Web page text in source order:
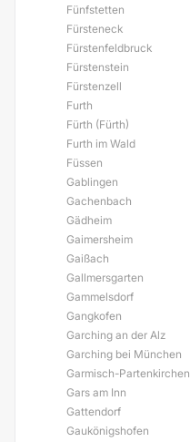
Fünfstetten
Fürsteneck
Fürstenfeldbruck
Fürstenstein
Fürstenzell
Furth
Fürth (Fürth)
Furth im Wald
Füssen
Gablingen
Gachenbach
Gädheim
Gaimersheim
Gaißach
Gallmersgarten
Gammelsdorf
Gangkofen
Garching an der Alz
Garching bei München
Garmisch-Partenkirchen
Gars am Inn
Gattendorf
Gaukönigshofen